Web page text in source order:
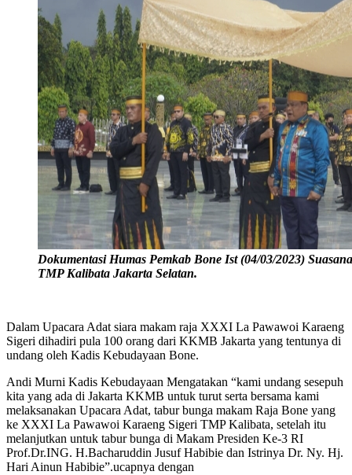
Dokumentasi Humas Pemkab Bone Ist (04/03/2023)
TMP Kalibata Jakarta Selatan.
Dalam Upacara Adat siara makam raja XXXI La Pawawoi Karaeng
Sigeri dihadiri pula 100 orang dari KKMB Jakarta yang tentunya di
undang oleh Kadis Kebudayaan Bone.
Andi Murni Kadis Kebudayaan Mengatakan “kami undang sesepuh
kita yang ada di Jakarta KKMB untuk turut serta bersama kami
melaksanakan Upacara Adat, tabur bunga makam Raja Bone yang
ke XXXI La Pawawoi Karaeng Sigeri TMP Kalibata, setelah itu
melanjutkan untuk tabur bunga di Makam Presiden Ke-3 RI
Prof.Dr.ING. H.Bacharuddin Jusuf Habibie dan Istrinya Dr. Ny. Hj.
Hari Ainun Habibie”.ucapnya dengan